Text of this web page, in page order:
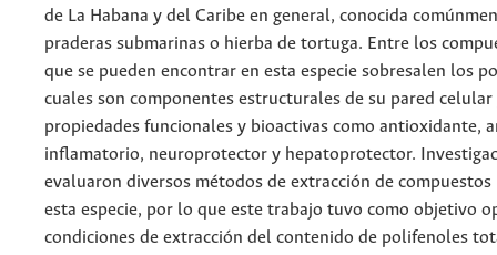
de La Habana y del Caribe en general, conocida
praderas submarinas o hierba de tortuga. Entre los
que se pueden encontrar en esta especie sobresalen los
cuales son componentes estructurales de su pared celular
propiedades funcionales y bioactivas como antioxidante,
inflamatorio, neuroprotector y hepatoprotector.
evaluaron diversos métodos de extracción de
esta especie, por lo que este trabajo tuvo como objetivo
condiciones de extracción del contenido de polifenoles